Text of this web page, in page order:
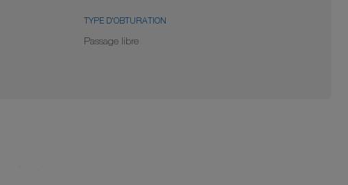
TYPE D'OBTURATION
Passage libre